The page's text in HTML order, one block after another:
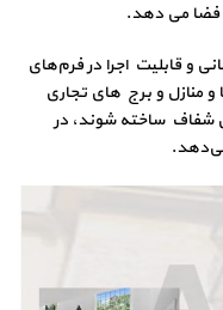
فضا می دهد.
و قابلیت اجرا در فرم‌های
و منازل و برج های تجاری
شفاف ساخته شوند، در